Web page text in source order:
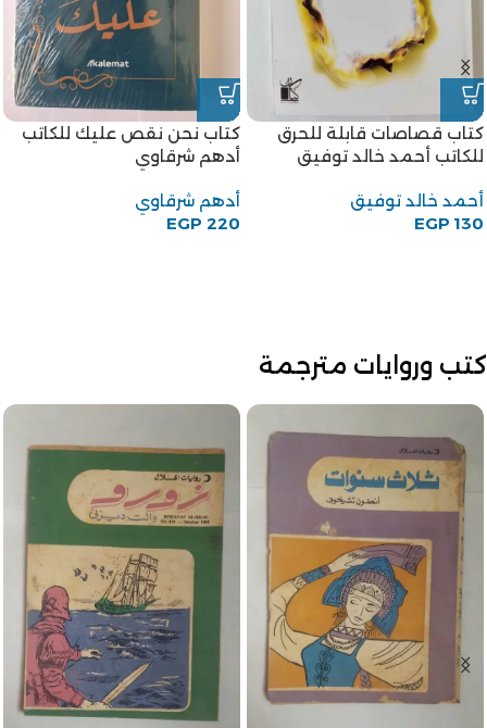
كتاب قصاصات قابلة للحرق
للكاتب أحمد خالد توفيق
أحمد خالد توفيق
EGP 130
كتاب نحن نقص عليك للكاتب
أدهم شرقاوي
أدهم شرقاوي
EGP 220
كتب وروايات مترجمة